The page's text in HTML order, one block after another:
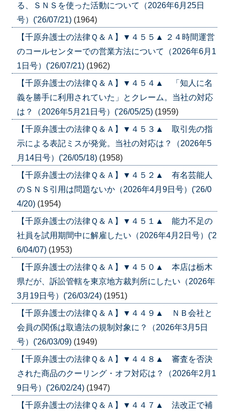
る、ＳＮＳを使った活動について（2026年6月25日
号）('26/07/21) (1964)
【千原弁護士の法律Ｑ＆Ａ】▼４５５▲ ２４時間運営
のコールセンターでの営業方法について（2026年6月1
1日号）('26/07/21) (1962)
【千原弁護士の法律Ｑ＆Ａ】▼４５４▲ 「知人に名
義を勝手に利用されていた」とクレーム。当社の対応
は？（2026年5月21日号）('26/05/25) (1959)
【千原弁護士の法律Ｑ＆Ａ】▼４５３▲ 取引先の指
示による表記ミスが発覚。当社の対応は？（2026年5
月14日号）('26/05/18) (1958)
【千原弁護士の法律Ｑ＆Ａ】▼４５２▲ 有名芸能人
のＳＮＳ引用は問題ないか（2026年4月9日号）('26/0
4/20) (1954)
【千原弁護士の法律Ｑ＆Ａ】▼４５１▲ 能力不足の
社員を試用期間中に解雇したい（2026年4月2日号）('2
6/04/07) (1953)
【千原弁護士の法律Ｑ＆Ａ】▼４５０▲ 本店は栃木
県だが、訴訟管轄を東京地方裁判所にしたい（2026年
3月19日号）('26/03/24) (1951)
【千原弁護士の法律Ｑ＆Ａ】▼４４９▲ ＮＢ会社と
会員の関係は取適法の規制対象に？（2026年3月5日
号）('26/03/09) (1949)
【千原弁護士の法律Ｑ＆Ａ】▼４４８▲ 審査を否決
された商品のクーリング・オフ対応は？（2026年2月1
9日号）('26/02/24) (1947)
【千原弁護士の法律Ｑ＆Ａ】▼４４７▲ 法改正で補